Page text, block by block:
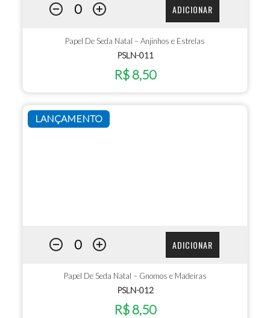
ADICIONAR
Papel De Seda Natal – Anjinhos e Estrelas
PSLN-011
R$ 8,50
LANÇAMENTO
ADICIONAR
Papel De Seda Natal – Gnomos e Madeiras
PSLN-012
R$ 8,50